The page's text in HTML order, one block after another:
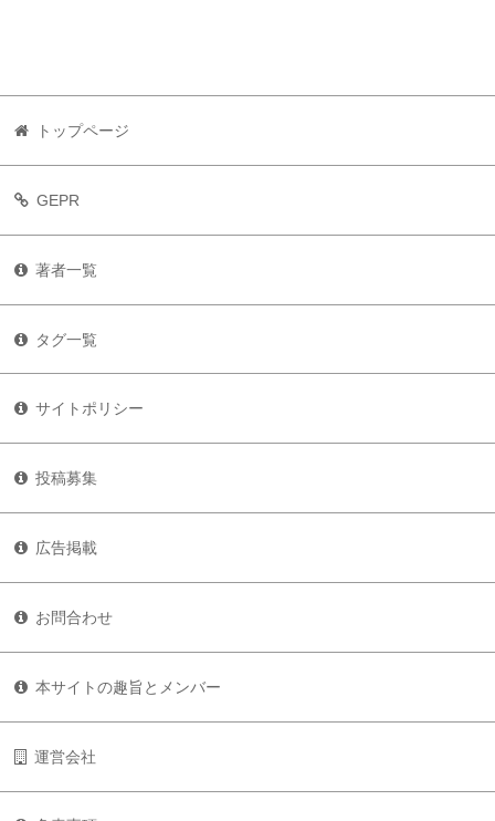
トップページ
GEPR
著者一覧
タグ一覧
サイトポリシー
投稿募集
広告掲載
お問合わせ
本サイトの趣旨とメンバー
運営会社